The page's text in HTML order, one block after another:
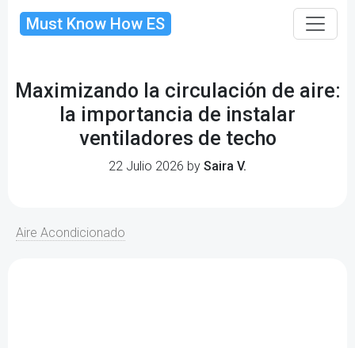
Must Know How ES
Maximizando la circulación de aire:
la importancia de instalar
ventiladores de techo
22 Julio 2026 by Saira V.
Aire Acondicionado